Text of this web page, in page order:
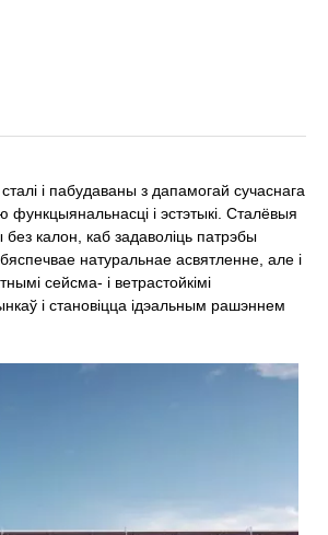
і пабудаваны з дапамогай сучаснага
функцыянальнасці і эстэтыкі. Сталёвыя
калон, каб задаволіць патрэбы
натуральнае асвятленне, але і
сейсма- і ветрастойкімі
і становіцца ідэальным рашэннем